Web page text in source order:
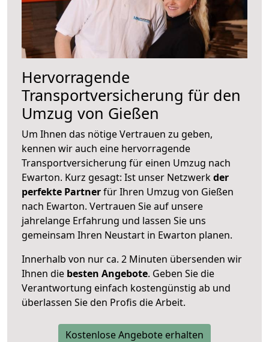
Hervorragende
Transportversicherung für den
Umzug von Gießen
Um Ihnen das nötige Vertrauen zu geben,
kennen wir auch eine hervorragende
Transportversicherung für einen Umzug nach
Ewarton. Kurz gesagt: Ist unser Netzwerkder
perfekte Partnerfür Ihren Umzug von Gießen
nach Ewarton. Vertrauen Sie auf unsere
jahrelange Erfahrung und lassen Sie uns
gemeinsam Ihren Neustart in Ewarton planen.
Innerhalb von nur ca. 2 Minuten übersenden wir
Ihnen die besten Angebote. Geben Sie die
Verantwortung einfach kostengünstig ab und
überlassen Sie den Profis die Arbeit.
Kostenlose Angebote erhalten